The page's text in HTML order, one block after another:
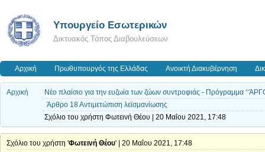
Υπουργείο Εσωτερικών
Δικτυακός Τόπος Διαβουλεύσεων
Αρχική Πρωθυπουργός της Ελλάδας Ανοικτή Διακυβέρνηση
Αρχική
Νέο πλαίσιο για την ευζωία των ζώων συντροφιάς - Πρόγραμμα
Άρθρο 18 Αντιμετώπιση λεϊσμανίωσης
Σχόλιο του χρήστη Φωτεινή Θέου | 20 Μαΐου 2021, 17:48
Σχόλιο του χρήστη 'Φωτεινή Θέου' | 20 Μαΐου 2021, 17:48